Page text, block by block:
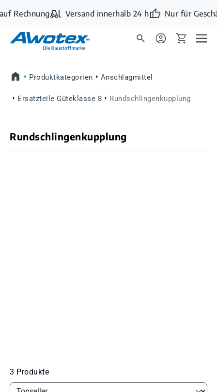
Zum Hauptinhalt springen
Rechnung Versand innerhalb 24 h Nur für
Produktkategorien Anschlagmittel
Ersatzteile Güteklasse 8 Rundschlingenkupplung
Rundschlingenkupplung
3 Produkte